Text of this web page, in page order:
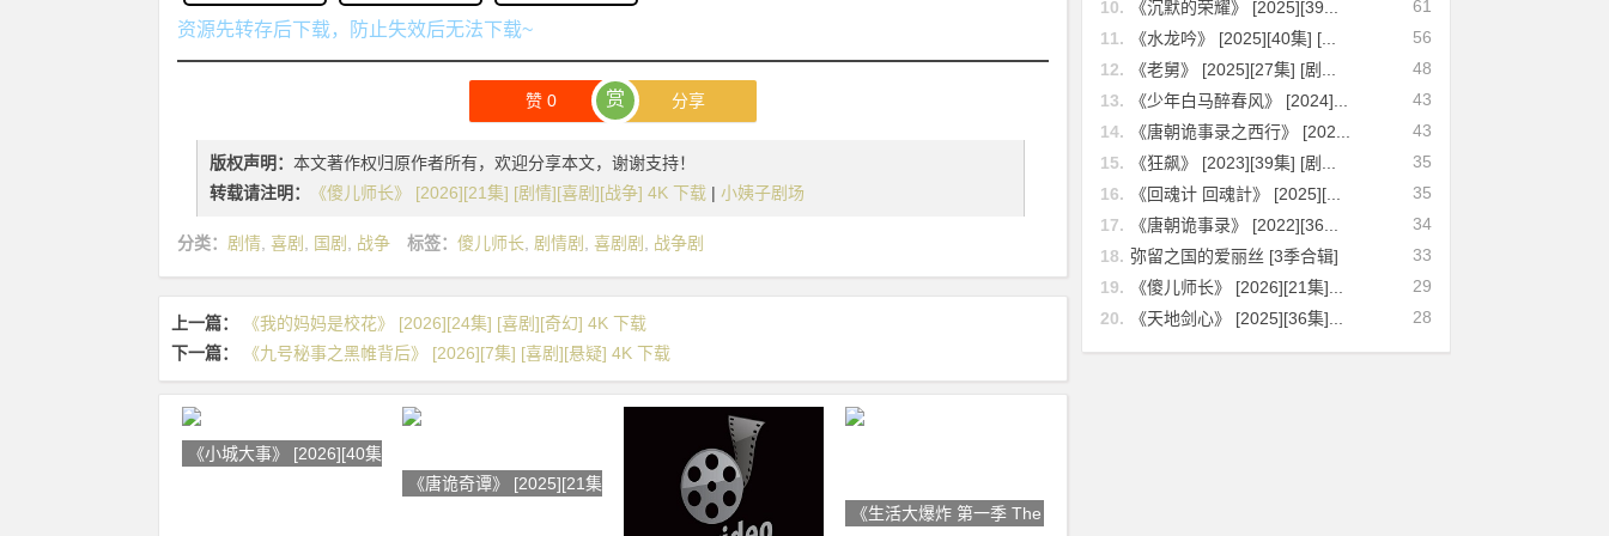
资源先转存后下载，防止失效后无法下载~
赞 0 赏 分享
版权声明：本文著作权归原作者所有，欢迎分享本文，谢谢支持！
转载请注明：
《傻儿师长》 [2026][21集] [剧情][喜剧][战争] 4K 下载 | 小姨子剧场
分类： 剧情 喜剧 国剧 战争 标签： 傻儿师长 剧情剧 喜剧剧 战争剧
上一篇：
《我的妈妈是校花》 [2026][24集] [喜剧][奇幻] 4K 下载
下一篇：
《九号秘事之黑帷背后》 [2026][7集] [喜剧][悬疑] 4K 下载
《小城大事》 [2026][40集] [剧情
《唐诡奇谭》 [2025][21集] [动作
《生活大爆炸 第一季 The Big
61
10.
《沉默的荣耀》 [2025][39...
56
11.
《水龙吟》 [2025][40集] [...
48
12.
《老舅》 [2025][27集] [剧...
43
13.
《少年白马醉春风》 [2024]...
43
14.
《唐朝诡事录之西行》 [202...
35
15.
《狂飙》 [2023][39集] [剧...
35
16.
《回魂计 回魂計》 [2025][...
34
17.
《唐朝诡事录》 [2022][36...
33
18. 弥留之国的爱丽丝 [3季合辑]
29
19.
《傻儿师长》 [2026][21集]...
28
20. 《天地剑心》 [2025][36集]...